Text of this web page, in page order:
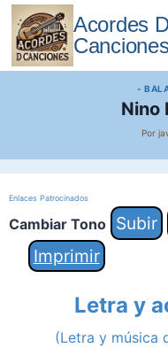
Saltar
contenido
Acordes
-
Nino
Por
Enlaces Patrocinados
Cambiar Tono Subir
Imprimir
Letra y
(Letra y música